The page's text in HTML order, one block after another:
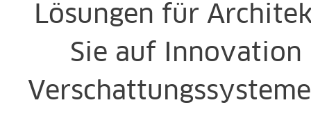
Lösungen für
Sie auf